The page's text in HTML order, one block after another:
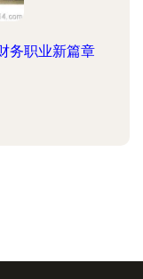
务职业新篇章